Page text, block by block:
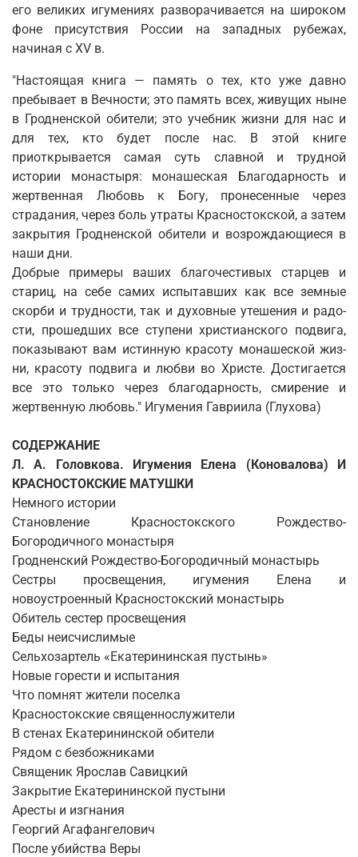
его великих игумениях разворачивается на широком
фоне присутствия России на западных рубежах,
начиная с XV в.
"Настоящая книга — память о тех, кто уже давно
пребывает в Вечности; это память всех, живущих ныне
в Гродненской обители; это учебник жизни для нас и
для тех, кто будет после нас. В этой книге
приоткрывается самая суть славной и трудной
истории монастыря: монашеская Благодарность и
жертвенная Любовь к Богу, пронесенные через
страдания, через боль утраты Красностокской, а затем
закрытия Грод­ненской обители и возрождающиеся в
наши дни.
Добрые примеры ваших благочестивых старцев и
стариц, на себе самих испытавших как все земные
скорби и трудности, так и духовные утешения и радо­
сти, прошедших все ступени христианского подвига,
показывают вам истинную красоту монашеской жиз­
ни, красоту подвига и любви во Христе. Достигается
все это только через благодарность, смирение и
жертвенную любовь." Игумения Гавриила (Глухова)
СОДЕРЖАНИЕ
Л. А. Головкова. Игумения Елена (Коновалова) И
КРАСНОСТОКСКИЕ МАТУШКИ
Немного истории
Становление Красностокского Рождество-
Богородичного монастыря
Гродненский Рождество-Богородичный монастырь
Сестры просвещения, игумения Елена и
новоустроенный Красностокский монастырь
Обитель сестер просвещения
Беды неисчислимые
Сельхозартель «Екатерининская пустынь»
Новые горести и испытания
Что помнят жители поселка
Красностокские священнослужители
В стенах Екатерининской обители
Рядом с безбожниками
Священик Ярослав Савицкий
Закрытие Екатерининской пустыни
Аресты и изгнания
Георгий Агафангелович
После убийства Веры